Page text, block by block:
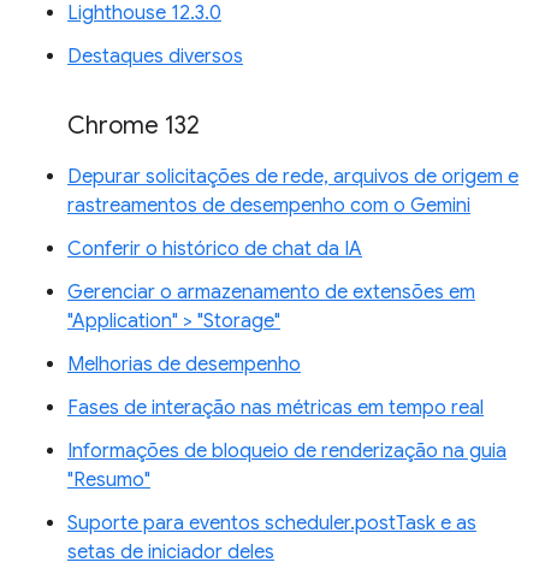
Lighthouse 12.3.0
Destaques diversos
Chrome 132
Depurar solicitações de rede, arquivos de origem e
rastreamentos de desempenho com o Gemini
Conferir o histórico de chat da IA
Gerenciar o armazenamento de extensões em
"Application" > "Storage"
Melhorias de desempenho
Fases de interação nas métricas em tempo real
Informações de bloqueio de renderização na guia
"Resumo"
Suporte para eventos scheduler.postTask e as
setas de iniciador deles